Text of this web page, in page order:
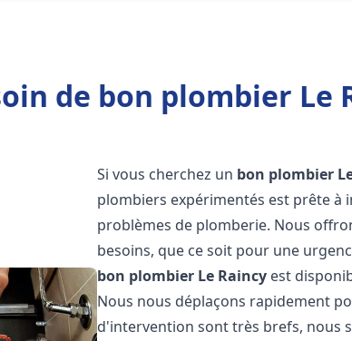
de bon plombier Le
Si vous cherchez un bon plombier
plombiers expérimentés est prête
problèmes de plomberie. Nous
besoins, que ce soit pour une
bon plombier Le Raincy est
Nous nous déplaçons rapidement
d'intervention sont très brefs, nous